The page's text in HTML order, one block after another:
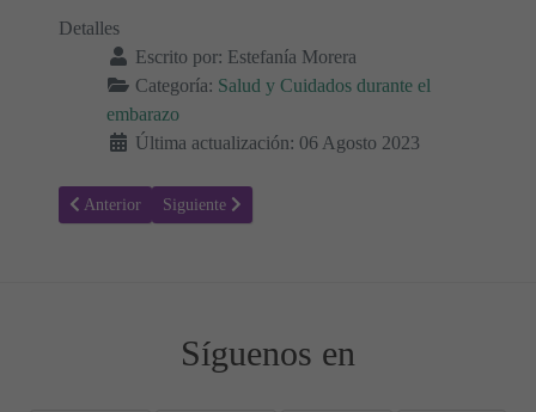
Detalles
Escrito por: Estefanía Morera
Categoría: Salud y Cuidados durante el
embarazo
Última actualización: 06 Agosto 2023
Artículo anterior: Tamaño y crecimiento de la barriga durante el
Anterior Artículo siguiente: Caídas durante el embarazo.
Siguiente
Síguenos en